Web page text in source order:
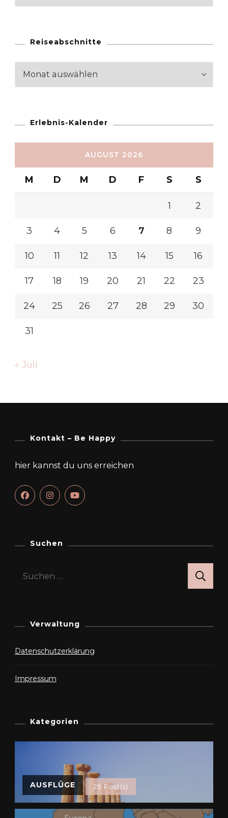
Reiseabschnitte
Reiseabschnitte
Erlebnis-Kalender
AUGUST 2026
M D M D F S S
1 2
3 4 5 6 7 8 9
10 11 12 13 14 15 16
17 18 19 20 21 22 23
24 25 26 27 28 29 30
31
« Juli
Kontakt – Be Happy
hier kannst du uns erreichen
Suchen
Suchen
Verwaltung
Datenschutzerklärung
Impressum
Kategorien
AUSFLÜGE 29 Post(s)